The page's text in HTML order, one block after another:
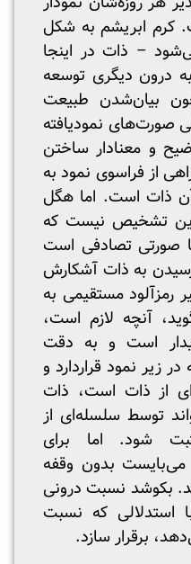
کرم ابریشم به شکل
– ذات در اینجا
درون دیگری توسعه
بیان‌شدن طبیعت
صورت‌های نمود‌یافته
و معنادار ساختن
از فراسوی نمود به
آن ذات است. اما هگل
تشخیص نیست که
صورتی تصادفی است
به ذات آشکارش
مستقیمی به
آنچه لازم است،
است و به دقت
زیر نمود قراردارد و
از ذات است، ذات
توسط سلسله‌ای از
شود. اما برای
می‌بایست بدون وقفه
بکوشد نسبت درونی
استدلالی که نسبت
برقرار سازد.